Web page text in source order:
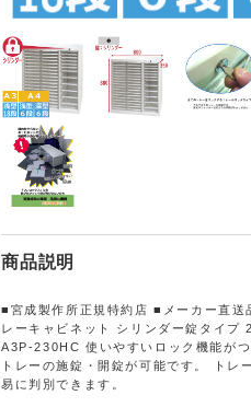
商品説明
■宮成製作所正規特約店 ■メーカー直
レーキャビネット シリンダー錠タイ
A3P-230HC 使いやすいロック機能が
トレーの施錠・開錠が可能です。 トレ
易に判別できます。